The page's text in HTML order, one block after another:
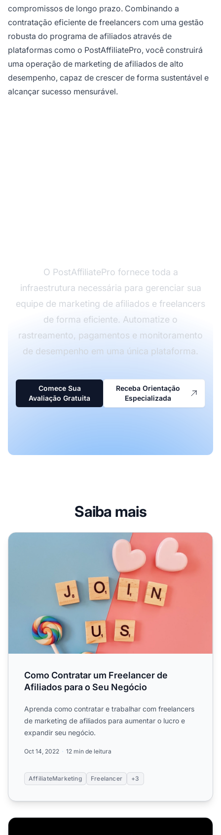
compromissos de longo prazo. Combinando a
contratação eficiente de freelancers com uma gestão
robusta do programa de afiliados através de
plataformas como o PostAffiliatePro, você construirá
uma operação de marketing de afiliados de alto
desempenho, capaz de crescer de forma sustentável e
alcançar sucesso mensurável.
O PostAffiliatePro fornece toda a
infraestrutura necessária para gerenciar sua
equipe de marketing de afiliados e freelancers
de forma eficiente. Automatize o
rastreamento, pagamentos e monitoramento
de desempenho em uma única plataforma.
Comece Sua
Avaliação Gratuita
Receba Orientação
Especializada
Saiba mais
Como Contratar um Freelancer de Afiliados para o Seu
Como Contratar um Freelancer de
Afiliados para o Seu Negócio
Aprenda como contratar e trabalhar com freelancers
de marketing de afiliados para aumentar o lucro e
expandir seu negócio.
Oct 14, 2022 12 min de leitura
AffiliateMarketing Freelancer +3
O que é o Marketing de Afiliados da Fiverr 2023